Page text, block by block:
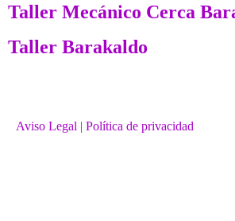
Taller Mecánico Cerca
Taller Barakaldo
Aviso Legal | Política de privacidad